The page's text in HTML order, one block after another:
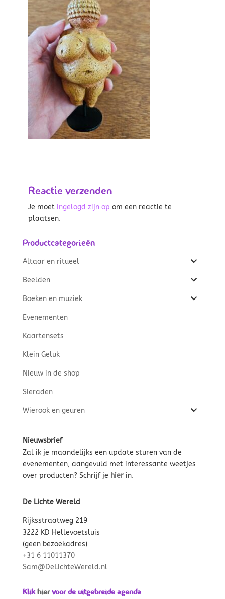
Reactie verzenden
Je moet ingelogd zijn op om een reactie te
plaatsen.
Productcategorieën
Altaar en ritueel
Beelden
Boeken en muziek
Evenementen
Kaartensets
Klein Geluk
Nieuw in de shop
Sieraden
Wierook en geuren
Nieuwsbrief
Zal ik je maandelijks een update sturen van de
evenementen, aangevuld met interessante weetjes
over producten? Schrijf je hierin.
De Lichte Wereld
Rijksstraatweg 219
3222 KD Hellevoetsluis
(geen bezoekadres)
+31 6 11011370
Sam@DeLichteWereld.nl
Klikhiervoor de uitgebreide agenda